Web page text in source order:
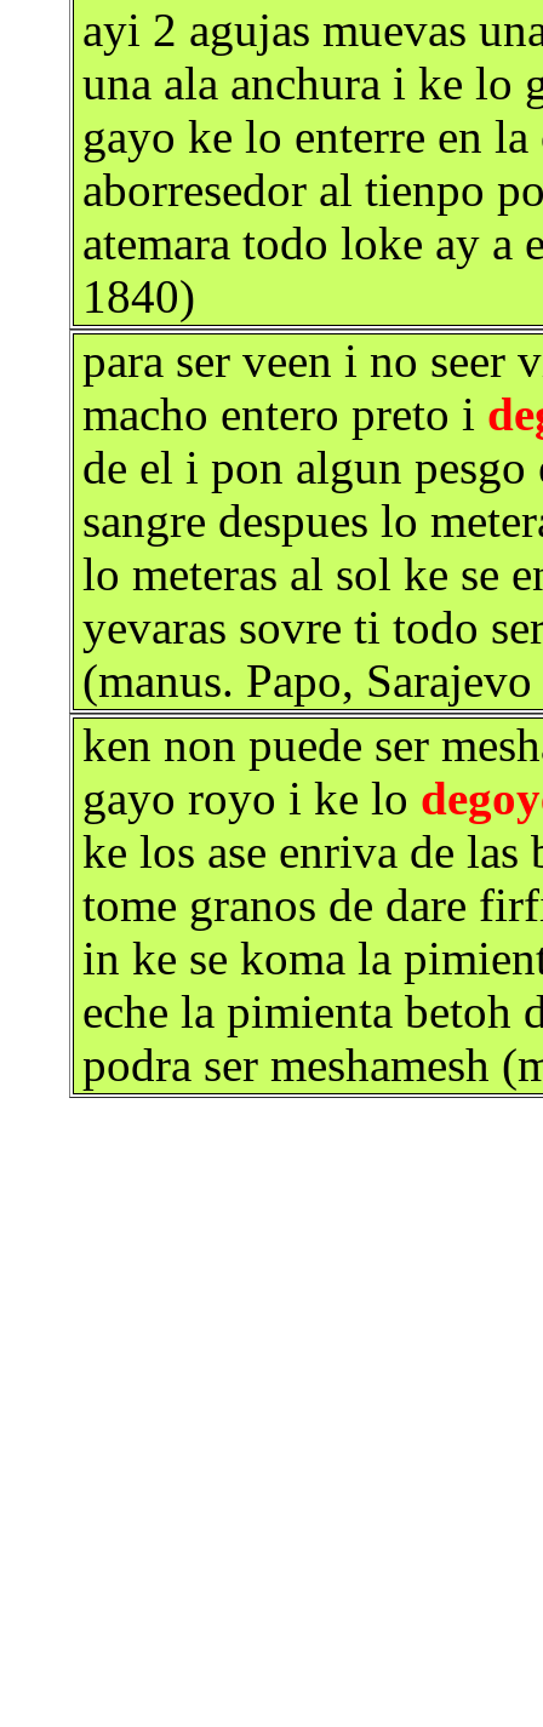
ayi 2 agujas muevas
una ala anchura i ke lo
gayo ke lo enterre en
aborresedor al tienpo
atemara todo loke ay a
1840)
para ser veen i no seer
macho entero preto i
de el i pon algun pesgo
sangre despues lo
lo meteras al sol ke se
yevaras sovre ti todo
(manus. Papo,
ken non puede ser
gayo royo i ke lo
ke los ase enriva de
tome granos de dare
in ke se koma la
eche la pimienta betoh
podra ser meshamesh